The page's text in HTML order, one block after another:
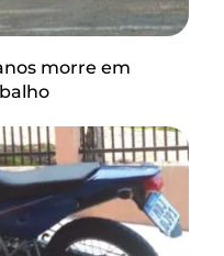
morre em